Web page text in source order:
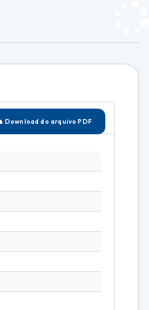
Download do arquivo PDF